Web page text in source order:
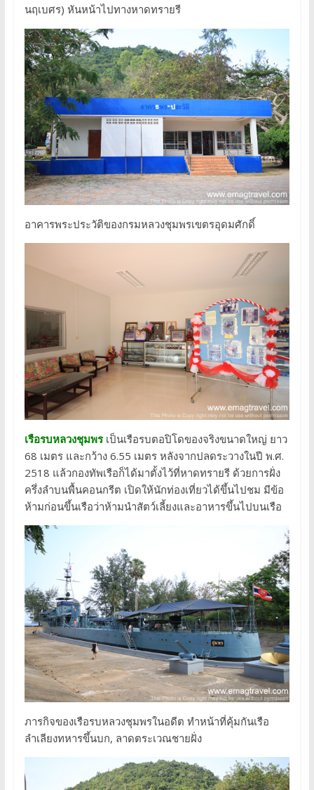
นฤเบศร) หันหน้าไปทางหาดทรายรี
อาคารพระประวัติของกรมหลวงชุมพรเขตรอุดมศักดิ์
เรือรบหลวงชุมพรเป็นเรือรบตอปิโดของจริงขนาดใหญ่ ยาว
68 เมตร และกว้าง 6.55 เมตร หลังจากปลดระวางในปี พ.ศ.
2518 แล้วกองทัพเรือก็ได้มาตั้งไว้ที่หาดทรายรี ด้วยการฝั่ง
ครึ่งลำบนพื้นคอนกรีต เปิดให้นักท่องเที่ยวได้ขึ้นไปชม มีข้อ
ห้ามก่อนขึ้นเรือว่าห้ามนำสัตว์เลี้ยงและอาหารขึ้นไปบนเรือ
ภารกิจของเรือรบหลวงชุมพรในอดีต ทำหน้าที่คุ้มกันเรือ
ลำเลียงทหารขึ้นบก, ลาดตระเวณชายฝั่ง